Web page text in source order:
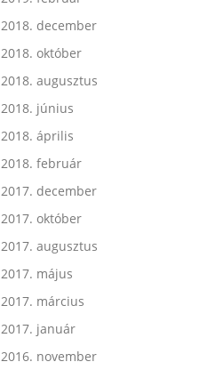
2018. december
2018. október
2018. augusztus
2018. június
2018. április
2018. február
2017. december
2017. október
2017. augusztus
2017. május
2017. március
2017. január
2016. november